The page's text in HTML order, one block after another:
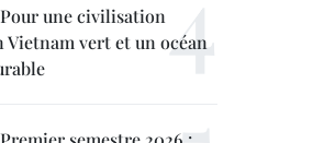
Pour une civilisation
Vietnam vert et un océan